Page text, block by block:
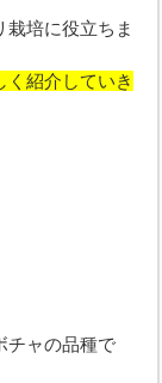
栽培に役立ちま
く紹介していき
チャの品種で